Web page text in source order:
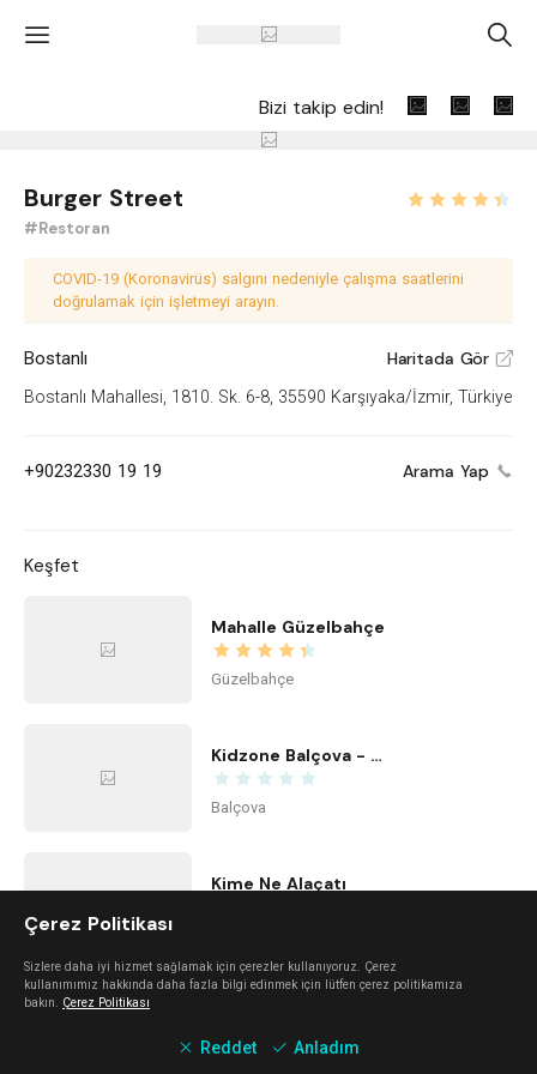
' A
Bizi takip edin!
Burger Street
#Restoran
COVID-19 (Koronavirüs) salgını nedeniyle çalışma saatlerini
doğrulamak için işletmeyi arayın.
Bostanlı Haritada Gör V
Bostanlı Mahallesi, 1810. Sk. 6-8, 35590 Karşıyaka/İzmir, Türkiye
+90232330 19 19 Arama Yap
Keşfet
Mahalle Güzelbahçe
Güzelbahçe
Kidzone Balçova - Çocuk Gelişim ve Aktivite Merkezi
Balçova
Kime Ne Alaçatı
Çerez Politikası
Sizlere daha iyi hizmet sağlamak için çerezler kullanıyoruz. Çerez
kullanımımız hakkında daha fazla bilgi edinmek için lütfen çerez politikamıza
bakın. Çerez Politikası
Reddet Anladım